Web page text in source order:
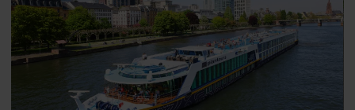
Wissen
Suche